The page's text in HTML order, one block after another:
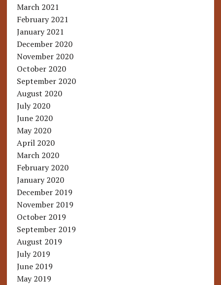
March 2021
February 2021
January 2021
December 2020
November 2020
October 2020
September 2020
August 2020
July 2020
June 2020
May 2020
April 2020
March 2020
February 2020
January 2020
December 2019
November 2019
October 2019
September 2019
August 2019
July 2019
June 2019
May 2019